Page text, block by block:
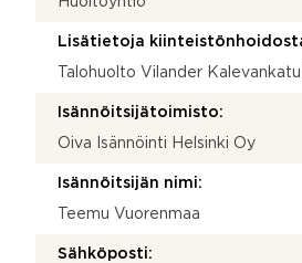
Lisätietoja
Talohuolto Vilander
Isännöitsijätoimisto:
Oiva Isännöinti Helsinki Oy
Isännöitsijän nimi:
Teemu Vuorenmaa
Sähköposti: